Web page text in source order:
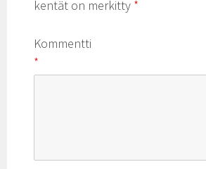
kentät on merkitty *
Kommentti
*